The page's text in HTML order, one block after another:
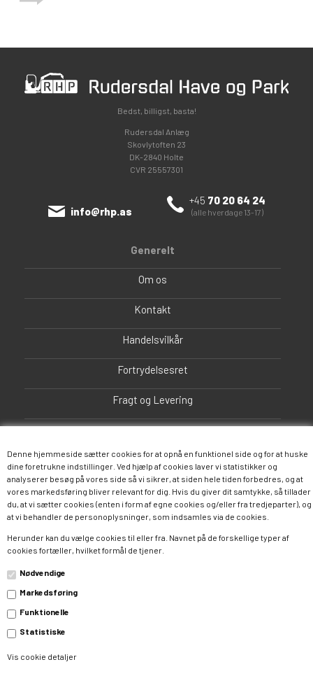
Denne hjemmeside sætter cookies for at opnå en funktionel side og for at huske
dine foretrukne indstillinger. Ved hjælp af cookies laver vi statistikker og
analyserer besøg på vores side så vi sikrer, at siden hele tiden forbedres, og at
vores markedsføring bliver relevant for dig. Hvis du giver dit samtykke, så tillader
du, at vi sætter cookies (enten i form af egne cookies og/eller fra tredjeparter), og
at vi behandler de personoplysninger, som indsamles via de cookies.
Herunder kan du vælge cookies til eller fra. Navnet på de forskellige typer af
cookies fortæller, hvilket formål de tjener.
Nødvendige
Markedsføring
Funktionelle
Statistiske
Vis cookie detaljer
Bedst, billigst, basta!
Rudersdal Anlæg
Skovlytoften 23
DK-2840 Holte
CVR 25557301
info@rhp.as
+45 70 20 64 24
(alle hverdage 13-17)
Generelt
Om os
Kontakt
Handelsvilkår
Fortrydelsesret
Fragt og Levering
FAQ
Pinterest